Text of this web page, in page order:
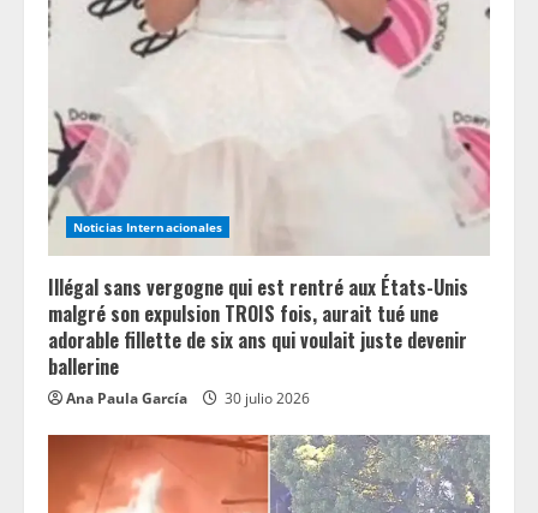
Noticias Internacionales
Illégal sans vergogne qui est rentré aux États-Unis
malgré son expulsion TROIS fois, aurait tué une
adorable fillette de six ans qui voulait juste devenir
ballerine
Ana Paula García 30 julio 2026